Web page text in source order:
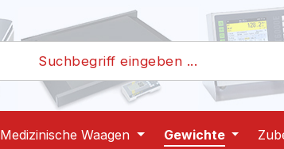
Medizinische Waagen Gewichte